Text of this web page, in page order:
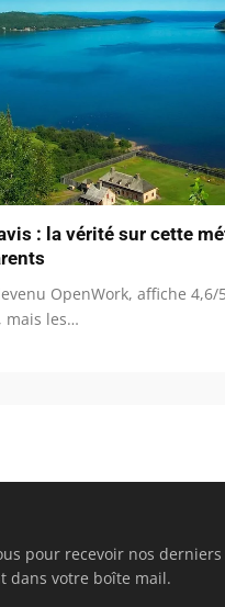
: la vérité sur cette
OpenWork, affiche 4,6/
mais les…
pour recevoir nos
dans votre boîte mail.